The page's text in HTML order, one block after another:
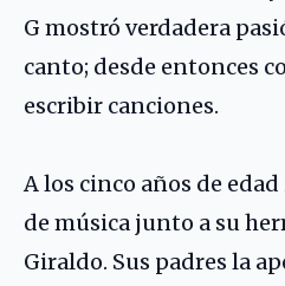
G mostró verdadera
canto; desde entonces
escribir canciones.
A los cinco años de
de música junto a su
Giraldo. Sus padres la